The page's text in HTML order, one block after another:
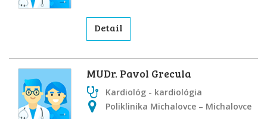
Detail
MUDr. Pavol Grecula
Kardiológ - kardiológia
Poliklinika Michalovce – Michalovce